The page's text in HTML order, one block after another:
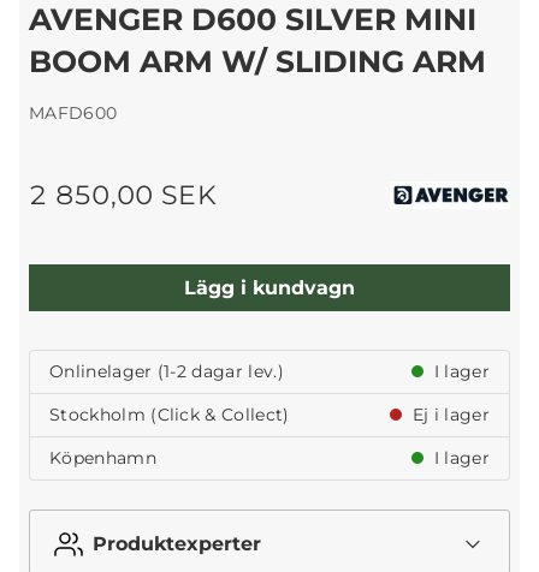
AVENGER D600 SILVER MINI
BOOM ARM W/ SLIDING ARM
MAFD600
2 850,00 SEK
Lägg i kundvagn
Onlinelager (1-2 dagar lev.)
I lager
Stockholm (Click & Collect)
Ej i lager
Köpenhamn
I lager
Produktexperter